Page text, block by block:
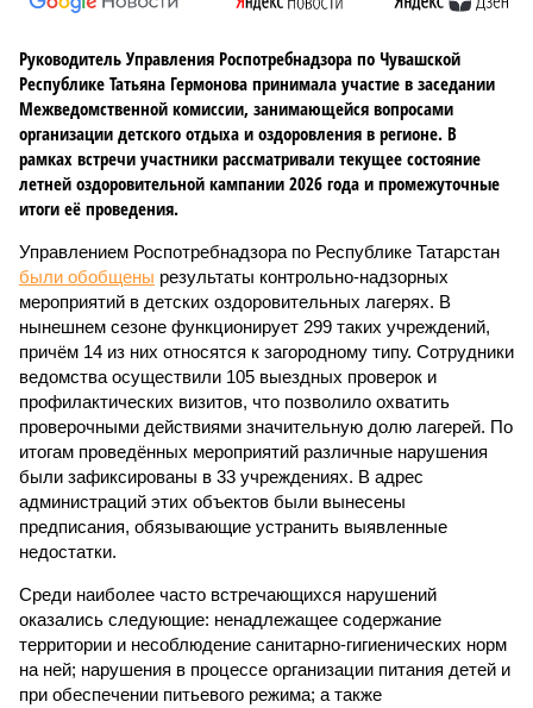
Руководитель Управления Роспотребнадзора по Чувашской
Республике Татьяна Гермонова принимала участие в заседании
Межведомственной комиссии, занимающейся вопросами
организации детского отдыха и оздоровления в регионе. В
рамках встречи участники рассматривали текущее состояние
летней оздоровительной кампании 2026 года и промежуточные
итоги её проведения.
Управлением Роспотребнадзора по Республике Татарстан
были обобщены результаты контрольно-надзорных
мероприятий в детских оздоровительных лагерях. В
нынешнем сезоне функционирует 299 таких учреждений,
причём 14 из них относятся к загородному типу. Сотрудники
ведомства осуществили 105 выездных проверок и
профилактических визитов, что позволило охватить
проверочными действиями значительную долю лагерей. По
итогам проведённых мероприятий различные нарушения
были зафиксированы в 33 учреждениях. В адрес
администраций этих объектов были вынесены
предписания, обязывающие устранить выявленные
недостатки.
Среди наиболее часто встречающихся нарушений
оказались следующие: ненадлежащее содержание
территории и несоблюдение санитарно-гигиенических норм
на ней; нарушения в процессе организации питания детей и
при обеспечении питьевого режима; а также